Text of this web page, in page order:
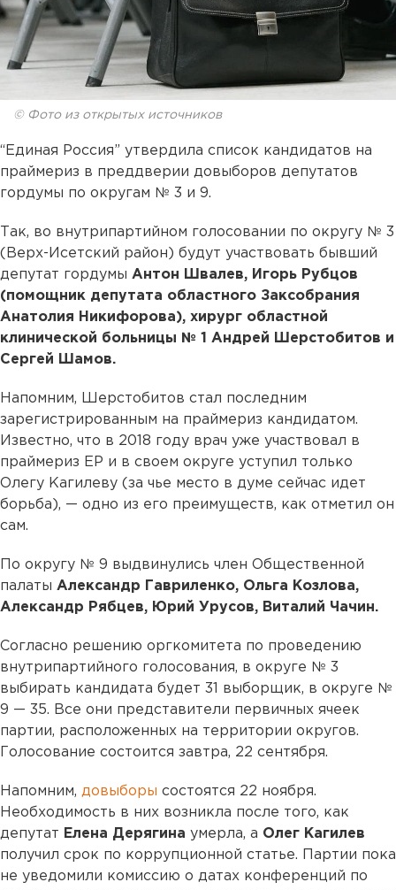
© Фото из открытых источников
“Единая Россия” утвердила список кандидатов на
праймериз в преддверии довыборов депутатов
гордумы по округам № 3 и 9.
Так, во внутрипартийном голосовании по округу № 3
(Верх-Исетский район) будут участвовать бывший
депутат гордумы Антон Швалев, Игорь Рубцов
(помощник депутата областного Заксобрания
Анатолия Никифорова), хирург областной
клинической больницы № 1 Андрей Шерстобитов и
Сергей Шамов.
Напомним, Шерстобитов стал последним
зарегистрированным на праймериз кандидатом.
Известно, что в 2018 году врач уже участвовал в
праймериз ЕР и в своем округе уступил только
Олегу Кагилеву (за чье место в думе сейчас идет
борьба), — одно из его преимуществ, как отметил он
сам.
По округу № 9 выдвинулись член Общественной
палаты Александр Гавриленко, Ольга Козлова,
Александр Рябцев, Юрий Урусов, Виталий Чачин.
Согласно решению оргкомитета по проведению
внутрипартийного голосования, в округе № 3
выбирать кандидата будет 31 выборщик, в округе №
9 — 35. Все они представители первичных ячеек
партии, расположенных на территории округов.
Голосование состоится завтра, 22 сентября.
Напомним, довыборы состоятся 22 ноября.
Необходимость в них возникла после того, как
депутат Елена Дерягина умерла, а Олег Кагилев
получил срок по коррупционной статье. Партии пока
не уведомили комиссию о датах конференций по